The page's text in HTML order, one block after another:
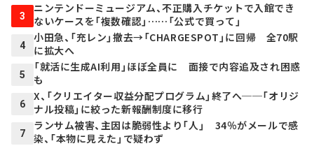
3
ニンテンドーミュージアム、不正購入チケットで入館でき
ないケースを「複数確認」……「公式で買って」
4
小田急、「充レン」撤去→「CHARGESPOT」に回帰 全70駅
に拡大へ
5
「就活に生成AI利用」ほぼ全員に 面接で内容追及され困惑
も
6
X、「クリエイター収益分配プログラム」終了へ──「オリジ
ナル投稿」に絞った新報酬制度に移行
7
ランサム被害、主因は脆弱性より「人」 34％がメールで感
染、「本物に見えた」で疑わず